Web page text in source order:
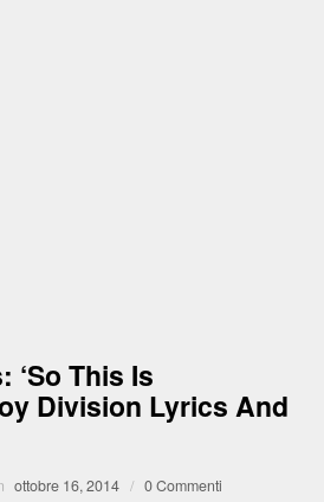
‘So This Is
Division Lyrics And
ottobre 16, 2014 / 0 Commenti